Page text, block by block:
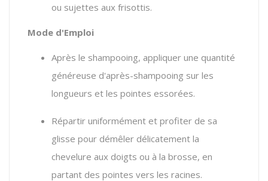
ou sujettes aux frisottis.
Mode d'Emploi
Après le shampooing, appliquer une quantité
généreuse d'après-shampooing sur les
longueurs et les pointes essorées.
Répartir uniformément et profiter de sa
glisse pour démêler délicatement la
chevelure aux doigts ou à la brosse, en
partant des pointes vers les racines.